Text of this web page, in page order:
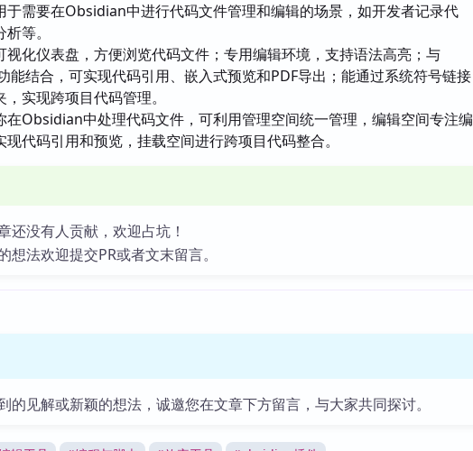
于需要在Obsidian中进行代码文件管理和编辑的场景，如开发者记录代
等。
视化仪表盘，方便浏览代码文件；专用编辑环境，支持语法高亮；与
能结合，可实现代码引用、嵌入式预览和PDF导出；能通过系统符号链接
实现跨项目代码管理。
在Obsidian中处理代码文件，可利用管理空间统一管理，编辑空间专注编
代码引用和预览，挂载空间进行跨项目代码整合。
还没有人贡献，欢迎占坑！
想法欢迎提交PR或者文末留言。
的见解或新颖的想法，诚邀您在文章下方留言，与大家共同探讨。